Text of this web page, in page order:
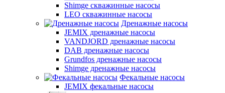
Shimge скважинные насосы
LEO скважинные насосы
Дренажные насосы
JEMIX дренажные насосы
VANDJORD дренажные насосы
DAB дренажные насосы
Grundfos дренажные насосы
Shimge дренажные насосы
Фекальные насосы
JEMIX фекальные насосы